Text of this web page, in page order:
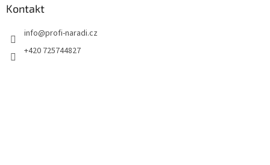
Kontakt
info@profi-naradi.cz
+420 725744827